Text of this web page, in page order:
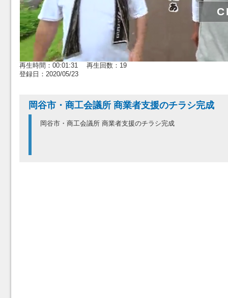
再生時間：00:01:31 再生回数：19
登録日：2020/05/23
岡谷市・商工会議所 商業者支援のチラシ完成
岡谷市・商工会議所 商業者支援のチラシ完成